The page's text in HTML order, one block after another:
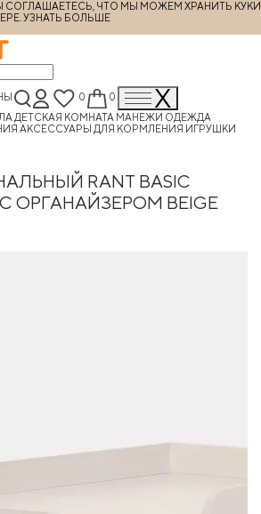
СОГЛАШАЕТЕСЬ, ЧТО МЫ МОЖЕМ ХРАНИТЬ КУКИ
УЗНАТЬ БОЛЬШЕ
0
0
ДЕТСКАЯ КОМНАТА МАНЕЖИ ОДЕЖДА
АКСЕССУАРЫ ДЛЯ КОРМЛЕНИЯ ИГРУШКИ
RANT BASIC
С ОРГАНАЙЗЕРОМ BEIGE